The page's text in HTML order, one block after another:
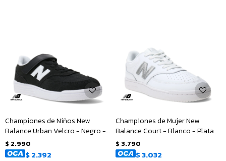
Championes de Niños New
Balance Urban Velcro - Negro -
Blanco
$ 2.990
$2.392
Championes de Mujer New
Balance Court - Blanco - Plata
$ 3.790
$3.032